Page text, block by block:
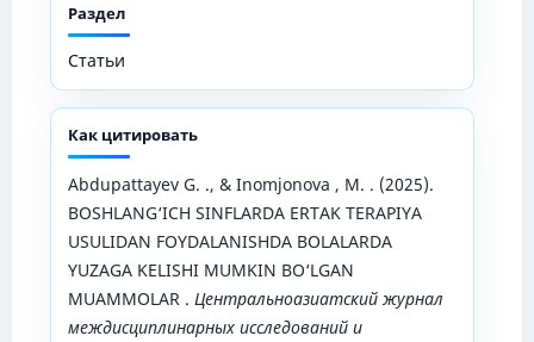
Раздел
Статьи
Как цитировать
Аbdupаttаyev G. ., & Inomjonova , M. . (2025).
BOSHLANG‘ICH SINFLARDA ERTAK TERAPIYA
USULIDAN FOYDALANISHDA BOLALARDA
YUZAGA KELISHI MUMKIN BO‘LGAN
MUAMMOLAR . Центральноазиатский журнал
междисциплинарных исследований и